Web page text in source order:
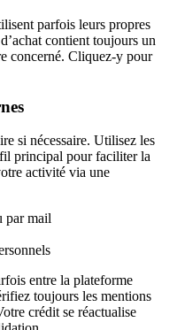
parfois leurs propres
contient toujours un
concerné. Cliquez-y pour
si nécessaire. Utilisez les
principal pour faciliter la
activité via une
par mail
entre la plateforme
toujours les mentions
crédit se réactualise